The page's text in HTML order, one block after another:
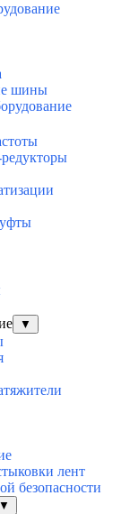
шины
▼
лент
безопасности
▼